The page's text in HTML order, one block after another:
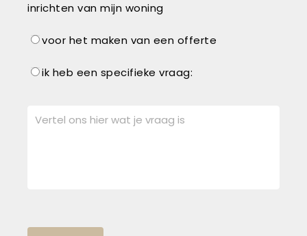
inrichten van mijn woning
voor het maken van een offerte
ik heb een specifieke vraag: